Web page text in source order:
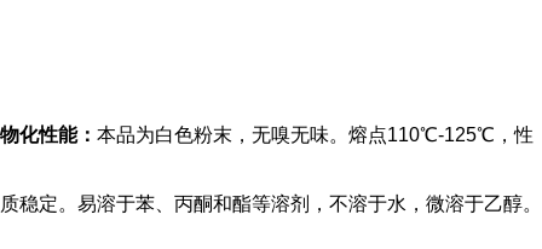
物化性能： 本品为白色粉末，无嗅无味。熔点110℃-125℃，性
质稳定。易溶于苯、丙酮和酯等溶剂，不溶于水，微溶于乙醇。